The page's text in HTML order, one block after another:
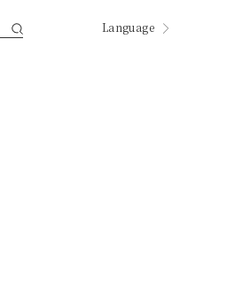
Language